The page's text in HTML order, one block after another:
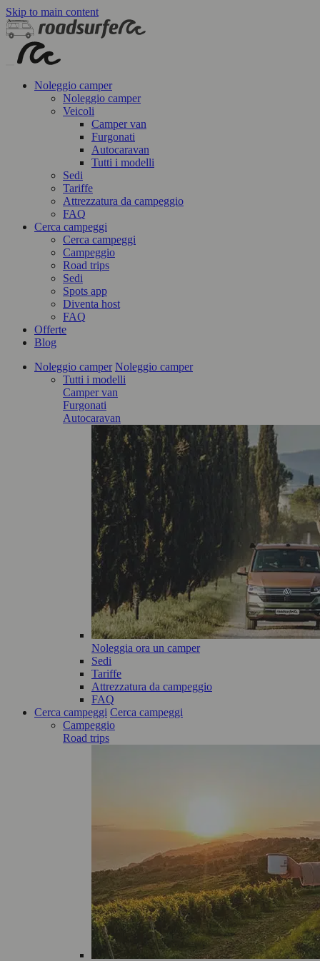
Skip to main content
Noleggio camper
Noleggio camper
Veicoli
Camper van
Furgonati
Autocaravan
Tutti i modelli
Sedi
Tariffe
Attrezzatura da campeggio
FAQ
Cerca campeggi
Cerca campeggi
Campeggio
Road trips
Sedi
Spots app
Diventa host
FAQ
Offerte
Blog
Noleggio camper Noleggio camper
Tutti i modelli
Camper van
Furgonati
Autocaravan
Noleggia ora un camper
Sedi
Tariffe
Attrezzatura da campeggio
FAQ
Cerca campeggi Cerca campeggi
Campeggio
Road trips